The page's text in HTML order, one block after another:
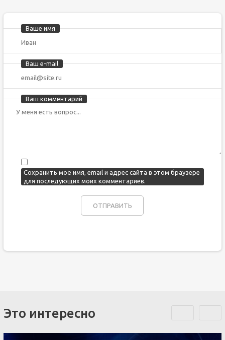
Ваше имя
Ваш e-mail
Ваш комментарий
Сохранить моё имя, email и адрес сайта в этом браузере
для последующих моих комментариев.
Это интересно